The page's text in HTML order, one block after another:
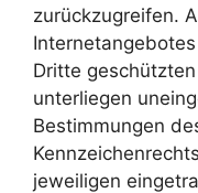
zurückzugreifen.
Dritte
unterliegen
Bestimmungen
jeweiligen